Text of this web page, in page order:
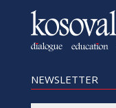
NEWSLETTER